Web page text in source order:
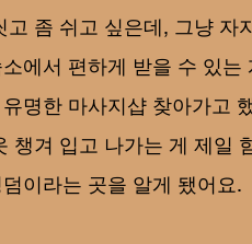
고 좀 쉬고 싶은데, 그냥 자
에서 편하게 받을 수 있
명한 마사지샵 찾아가고
챙겨 입고 나가는 게 제일
이라는 곳을 알게 됐어요.